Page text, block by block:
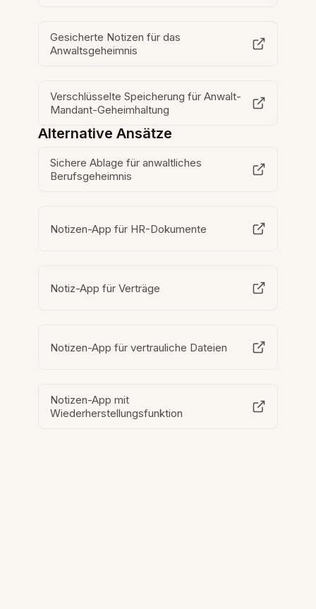
Gesicherte Notizen für das
Anwaltsgeheimnis
Verschlüsselte Speicherung für Anwalt-
Mandant-Geheimhaltung
Alternative Ansätze
Sichere Ablage für anwaltliches
Berufsgeheimnis
Notizen-App für HR-Dokumente
Notiz-App für Verträge
Notizen-App für vertrauliche Dateien
Notizen-App mit
Wiederherstellungsfunktion